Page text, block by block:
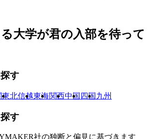
大学が君の入部を待って
す
東北信越東海関西中国 四国九州
す
社の独断と偏見に基づきます